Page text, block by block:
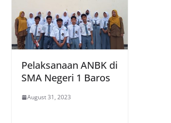
Pelaksanaan ANBK di
SMA Negeri 1 Baros
August 31, 2023